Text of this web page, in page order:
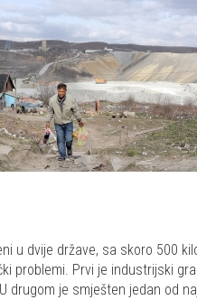
u dvije države, sa skoro 500
problemi. Prvi je industrijski
drugom je smješten jedan od